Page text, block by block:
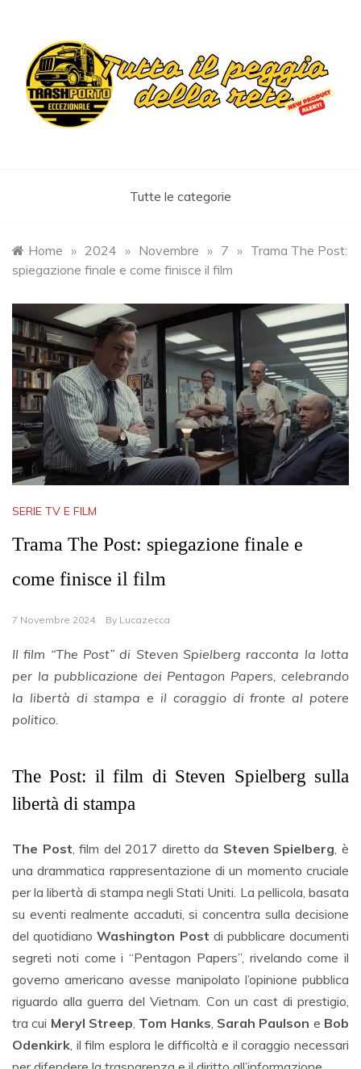
content
Tutte le categorie
Home » 2024 » Novembre » 7 » Trama The Post:
spiegazione finale e come finisce il film
SERIE TV E FILM
Trama The Post: spiegazione finale e
come finisce il film
7 Novembre 2024 By Lucazecca
Il film “The Post” di Steven Spielberg racconta la lotta
per la pubblicazione dei Pentagon Papers, celebrando
la libertà di stampa e il coraggio di fronte al potere
politico.
The Post: il film di Steven Spielberg sulla
libertà di stampa
The Post , film del 2017 diretto da Steven Spielberg , è
una drammatica rappresentazione di un momento cruciale
per la libertà di stampa negli Stati Uniti. La pellicola, basata
su eventi realmente accaduti, si concentra sulla decisione
del quotidianoWashington Post di pubblicare documenti
segreti noti come i “Pentagon Papers”, rivelando come il
governo americano avesse manipolato l’opinione pubblica
riguardo alla guerra del Vietnam. Con un cast di prestigio,
tra cui Meryl Streep Tom Hanks Sarah Paulson e Bob
Odenkirk , il film esplora le difficoltà e il coraggio necessari